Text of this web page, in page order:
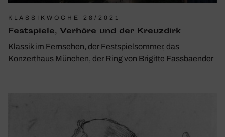
KLASSIKWOCHE 28/2021
Fest­spiele, Verhöre und der Kreuz­dirk
Klassik im Fernsehen, der Festspielsommer, das
Konzerthaus München, der Ring von Brigitte Fassbaender